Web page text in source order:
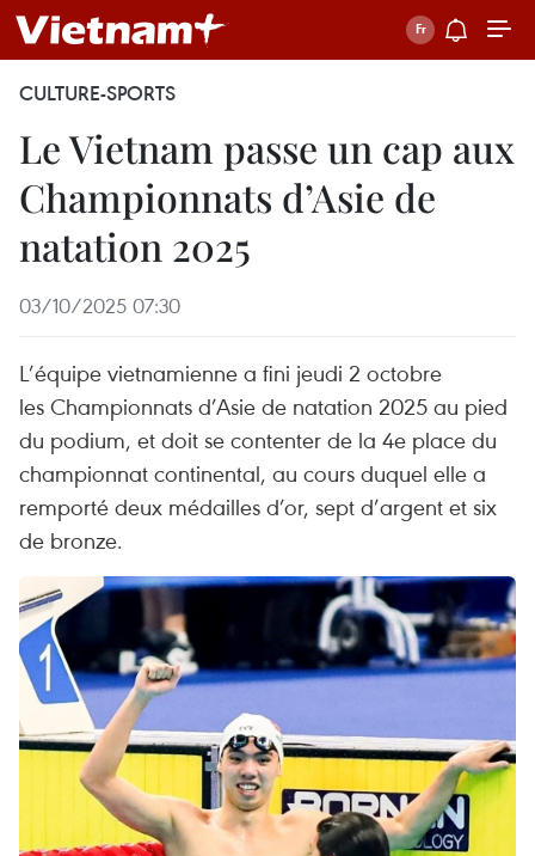
CULTURE-SPORTS
Le Vietnam passe un cap aux
Championnats d’Asie de
natation 2025
03/10/2025 07:30
L’équipe vietnamienne a fini jeudi 2 octobre
les Championnats d’Asie de natation 2025 au pied
du podium, et doit se contenter de la 4e place du
championnat continental, au cours duquel elle a
remporté deux médailles d’or, sept d’argent et six
de bronze.